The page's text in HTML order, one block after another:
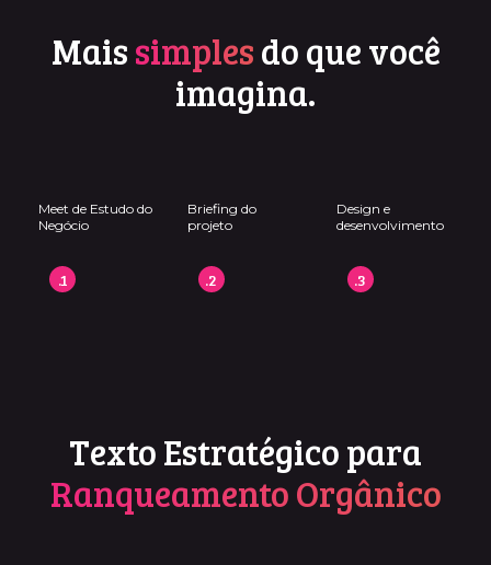
Maissimplesdo que você
imagina.
Meet de Estudo do
Negócio
Briefing do
projeto
Design e
desenvolvimento
.1 .2 .3
Texto Estratégico para
Ranqueamento Orgânico